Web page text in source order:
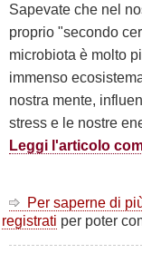
Sapevate che nel
proprio "secondo
microbiota è molto
immenso
nostra mente,
stress e le nostre
Leggi l'articolo
Per saperne di
registrati per poter